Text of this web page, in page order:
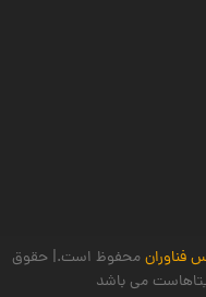
فناورانمحفوظ است.| حقوق
می باشد